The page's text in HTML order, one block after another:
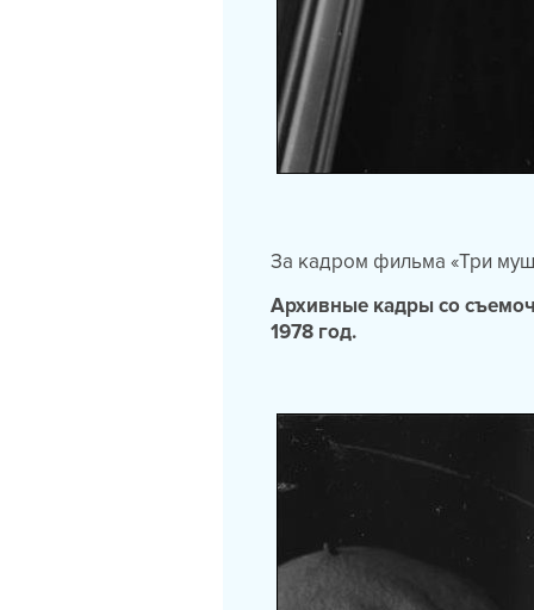
За кадром фильма «Три
Архивные кадры со
1978 год.